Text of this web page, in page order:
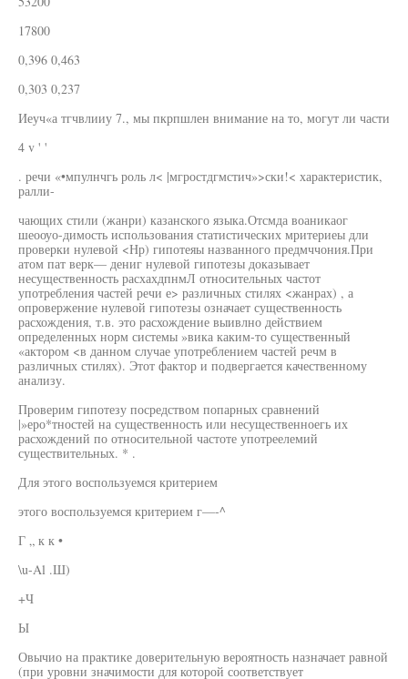
17800
0,396 0,463
0,303 0,237
Иеуч«а тгчвлииу 7., мы пкрпшлен внимание на то, могут ли части
4 v ' '
. речи «•мпулнчгь роль л< |мгростдгмстич»>ски!< характеристик,
ралли-
чающих стили (жанри) казанского языка.Отсмда воаникаог
шеооуо-димость использования статистических мритериеы дли
проверки нулевой <Нр) гипотеяы названного предмччония.При
атом пат верк— дениг нулевой гипотезы доказывает
несущественность расхахдпнмЛ относительных частот
употребления частей речи е> различных стилях <жанрах) , а
опровержение нулевой гипотезы означает существенность
расхождения, т.в. это расхождение выивлно действием
определенных норм системы »вика каким-то существенный
«актором <в данном случае употреблением частей речм в
различных стилях). Этот фактор и подвергается качественному
анализу.
Проверим гипотезу посредством попарных сравнений
|»еро*тностей на существенность или несущественноегь их
расхождений по относительной частоте употреелемий
существительных. * .
Для этого воспользуемся критерием
этого воспользуемся критерием г—-^
Г „ к к •
\u-Al .Ш)
+Ч
Ы
Овычио на практике доверительную вероятность назначает равной
(при уровни значимости для которой соответствует